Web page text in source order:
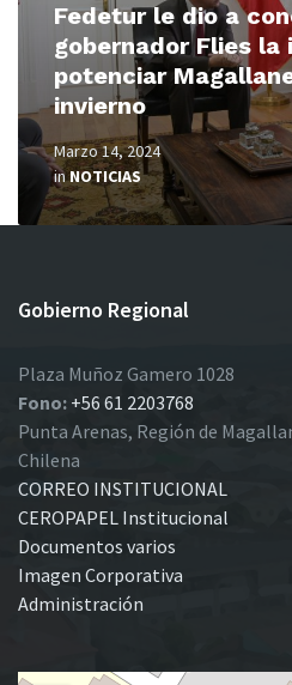
Fedetur le dio a
gobernador Flies la
potenciar
invierno
Marzo 14, 2024
inNOTICIAS
Gobierno Regional
Plaza Muñoz Gamero 1028
Fono: +56 61 2203768
Punta Arenas, Región de
Chilena
CORREO INSTITUCIONAL
CEROPAPEL Institucional
Documentos varios
Imagen Corporativa
Administración